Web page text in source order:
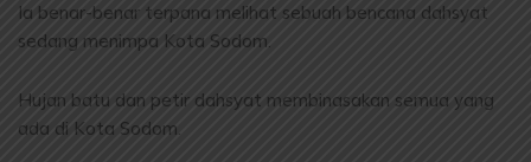
Ia benar-benar terpana melihat sebuah bencana dahsyat
sedang menimpa Kota Sodom.
Hujan batu dan petir dahsyat membinasakan semua yang
ada di Kota Sodom.